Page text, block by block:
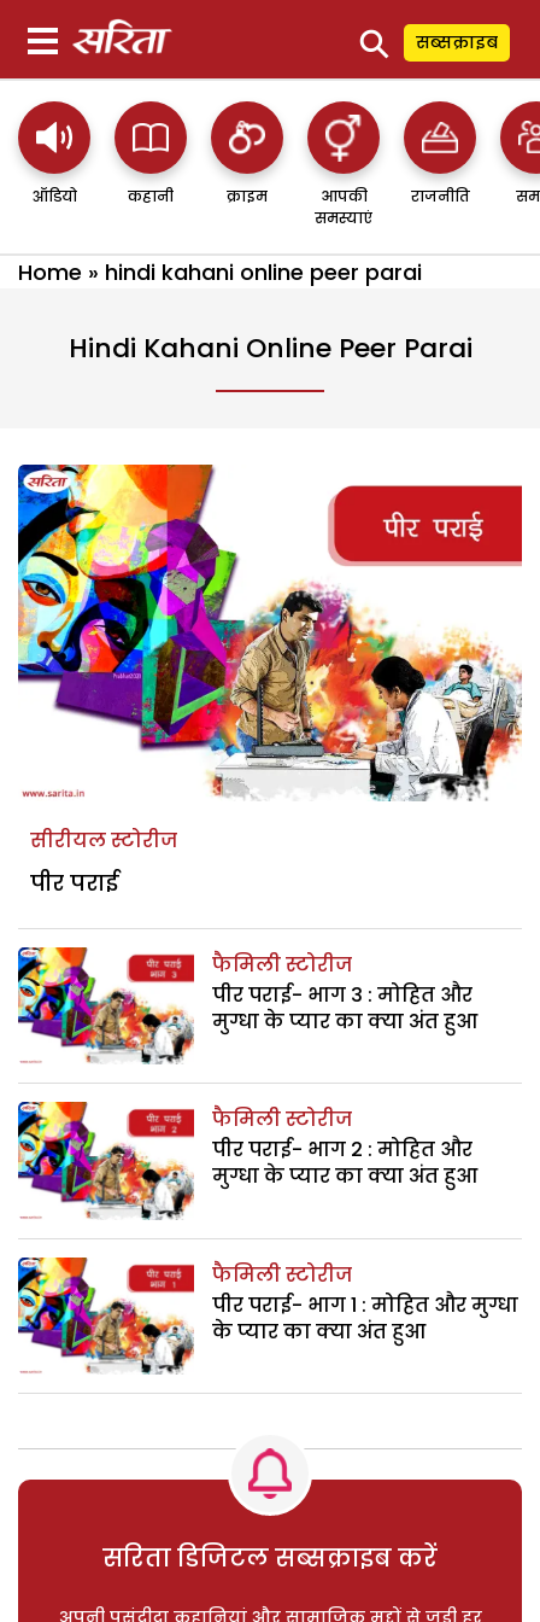
⚲ सब्सक्राइब
ऑडियो कहानी क्राइम
आपकी
समस्याएं
राजनीति
Home » hindi kahani online peer parai
Hindi Kahani Online Peer Parai
सीरीयल स्टोरीज
पीर पराई
फैमिली स्टोरीज
पीर पराई- भाग 3 : मोहित और
मुग्धा के प्यार का क्या अंत हुआ
फैमिली स्टोरीज
पीर पराई- भाग 2 : मोहित और
मुग्धा के प्यार का क्या अंत हुआ
फैमिली स्टोरीज
पीर पराई- भाग 1 : मोहित और मुग्धा
के प्यार का क्या अंत हुआ
सरिता डिजिटल सब्सक्राइब करें